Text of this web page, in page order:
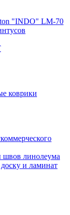
"INDO" LM-70
коврики
швов линолеума
и ламинат